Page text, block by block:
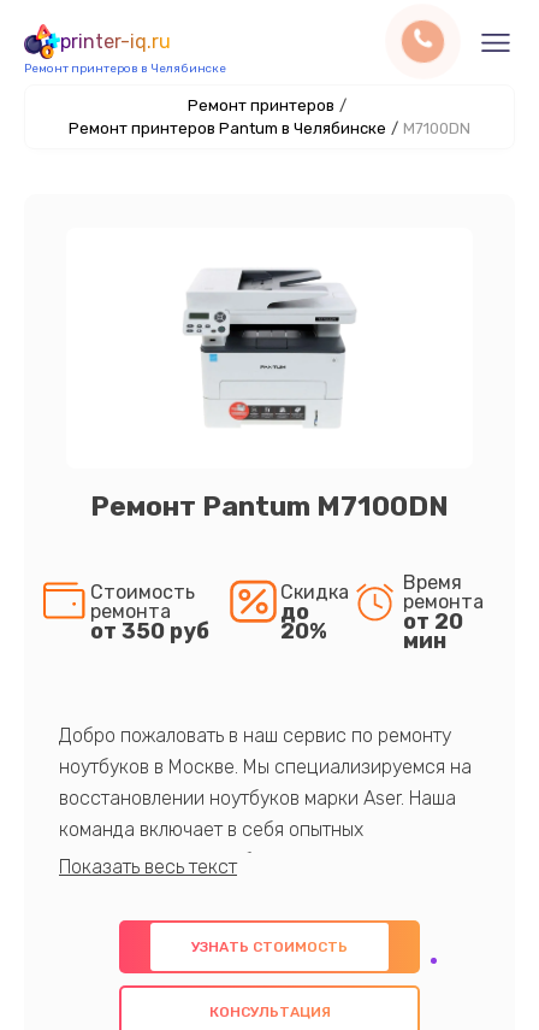
printer-iq.ru
Ремонт принтеров в Челябинске
Ремонт принтеров /
Ремонт принтеров Pantum в Челябинске / M7100DN
Ремонт Pantum M7100DN
Стоимость
ремонта
от 350 руб
Скидка
до
20%
Время
ремонта
от 20
мин
Добро пожаловать в наш сервис по ремонту
ноутбуков в Москве. Мы специализируемся на
восстановлении ноутбуков марки Aser. Наша
команда включает в себя опытных
профессионалов с обширными знаниями и
предлагаем быстрый и качественный ремонт с
использованием оригинальных компонентов, а
также гарантируем качество всех
проведенных работ. Наша цель - предоставить
УЗНАТЬ СТОИМОСТЬ
КОНСУЛЬТАЦИЯ